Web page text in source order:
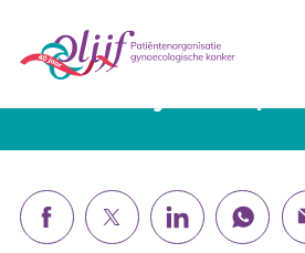
Gynaecologische kankers
Lotgenoten
17 september 2025